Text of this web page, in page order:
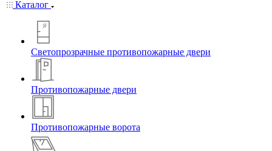
Каталог
Светопрозрачные противопожарные двери
Противопожарные двери
Противопожарные ворота